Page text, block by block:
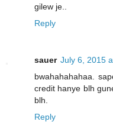
gilew je..
Reply
sauer July 6, 2015
bwahahahahaa.
credit hanye blh
blh.
Reply